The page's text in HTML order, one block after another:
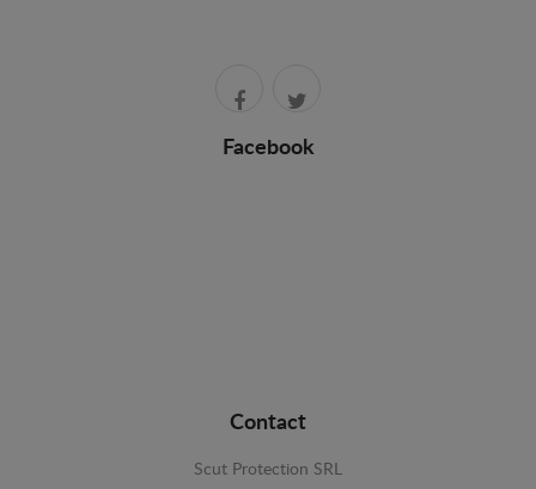
Facebook
Contact
Scut Protection SRL